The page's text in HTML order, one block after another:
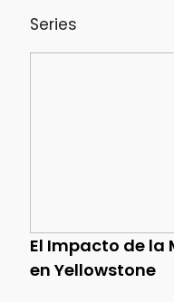
Series
El Impacto de la
en Yellowstone